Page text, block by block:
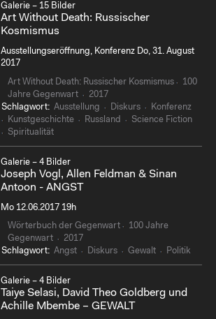
Galerie – 15 Bilder
Art Without Death: Russischer
Kosmismus
Ausstellungseröffnung, Konferenz Do, 31. August
2017
Art Without Death: Russischer Kosmismus
100
Jahre Gegenwart
2017
Schlagwort: Ausstellung Diskurs
Konferenz
Kunstgeschichte
Russland
Science Fiction
Spiritualität
Galerie – 4 Bilder
Joseph Vogl, Allen Feldman & Sinan
Antoon - ANGST
Mo 12.06.2017 19h
Wörterbuch der Gegenwart
100 Jahre
Gegenwart
2017
Schlagwort: Angst Diskurs Gewalt Politik
Galerie – 4 Bilder
Taiye Selasi, David Theo Goldberg und
Achille Mbembe – GEWALT